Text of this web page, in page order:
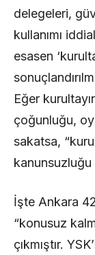
delegeleri,
kullanımı
esasen
Eğer
çoğunluğu,
sakatsa,
kanunsuzluğu
İşte Ankara
“konusuz
çıkmıştır.